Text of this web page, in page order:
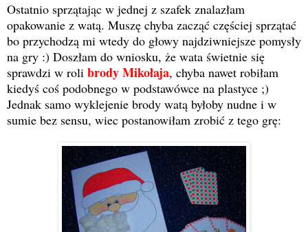
Ostatnio sprzątając w jednej z szafek znalazłam
opakowanie z watą. Muszę chyba zacząć częściej sprzątać
bo przychodzą mi wtedy do głowy najdziwniejsze pomysły
na gry :) Doszłam do wniosku, że wata świetnie się
sprawdzi w roli brody Mikołaja, chyba nawet robiłam
kiedyś coś podobnego w podstawówce na plastyce ;)
Jednak samo wyklejenie brody watą byłoby nudne i w
sumie bez sensu, wiec postanowiłam zrobić z tego grę: